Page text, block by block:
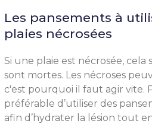
Les pansements à
plaies nécrosées
Si une plaie est nécrosée,
sont mortes. Les nécroses
c'est pourquoi il faut agir vite.
préférable d’utiliser des
afin d’hydrater la lésion tout